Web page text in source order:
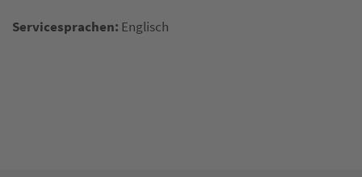
Servicesprachen: Englisch